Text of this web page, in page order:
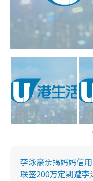
李泳豪亲揭妈妈信
联签200万定期遭李